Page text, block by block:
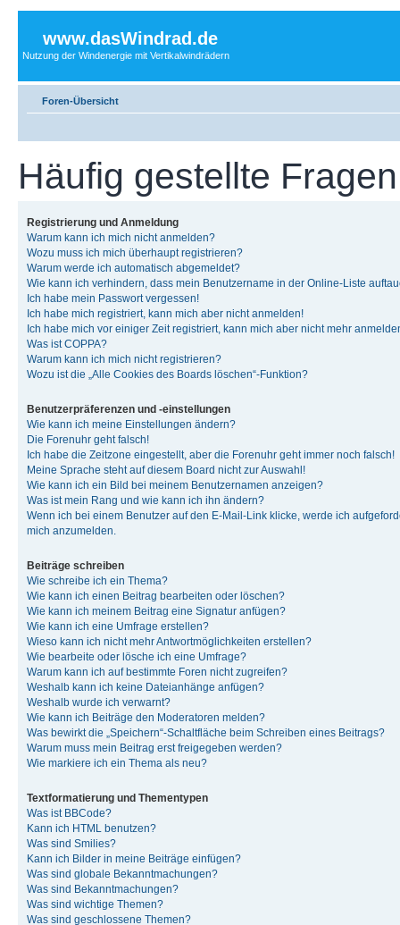
www.dasWindrad.de
Nutzung der Windenergie mit Vertikalwindrädern
Foren-Übersicht
Häufig gestellte Fragen
Registrierung und Anmeldung
Warum kann ich mich nicht anmelden?
Wozu muss ich mich überhaupt registrieren?
Warum werde ich automatisch abgemeldet?
Wie kann ich verhindern, dass mein Benutzername in der Online-Liste
Ich habe mein Passwort vergessen!
Ich habe mich registriert, kann mich aber nicht anmelden!
Ich habe mich vor einiger Zeit registriert, kann mich aber nicht mehr
Was ist COPPA?
Warum kann ich mich nicht registrieren?
Wozu ist die „Alle Cookies des Boards löschen“-Funktion?
Benutzerpräferenzen und -einstellungen
Wie kann ich meine Einstellungen ändern?
Die Forenuhr geht falsch!
Ich habe die Zeitzone eingestellt, aber die Forenuhr geht immer noch falsch!
Meine Sprache steht auf diesem Board nicht zur Auswahl!
Wie kann ich ein Bild bei meinem Benutzernamen anzeigen?
Was ist mein Rang und wie kann ich ihn ändern?
Wenn ich bei einem Benutzer auf den E-Mail-Link klicke, werde ich
mich anzumelden.
Beiträge schreiben
Wie schreibe ich ein Thema?
Wie kann ich einen Beitrag bearbeiten oder löschen?
Wie kann ich meinem Beitrag eine Signatur anfügen?
Wie kann ich eine Umfrage erstellen?
Wieso kann ich nicht mehr Antwortmöglichkeiten erstellen?
Wie bearbeite oder lösche ich eine Umfrage?
Warum kann ich auf bestimmte Foren nicht zugreifen?
Weshalb kann ich keine Dateianhänge anfügen?
Weshalb wurde ich verwarnt?
Wie kann ich Beiträge den Moderatoren melden?
Was bewirkt die „Speichern“-Schaltfläche beim Schreiben eines Beitrags?
Warum muss mein Beitrag erst freigegeben werden?
Wie markiere ich ein Thema als neu?
Textformatierung und Thementypen
Was ist BBCode?
Kann ich HTML benutzen?
Was sind Smilies?
Kann ich Bilder in meine Beiträge einfügen?
Was sind globale Bekanntmachungen?
Was sind Bekanntmachungen?
Was sind wichtige Themen?
Was sind geschlossene Themen?